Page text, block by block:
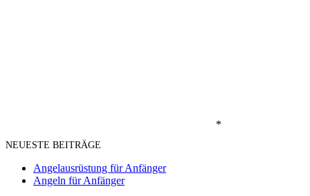
*
NEUESTE BEITRÄGE
Angelausrüstung für Anfänger
Angeln für Anfänger